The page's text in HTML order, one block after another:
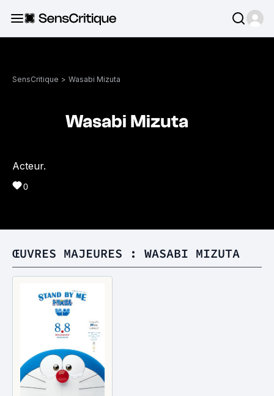
SensCritique > Wasabi Mizuta
Wasabi Mizuta
Acteur.
0
ŒUVRES MAJEURES : WASABI MIZUTA